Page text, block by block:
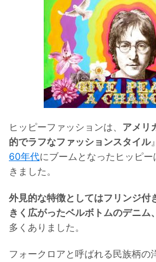
ヒッピーファッションは、 アメリ
的でラフなファッションスタイル』
60年代にブームとなったヒッピ
きました。
外見的な特徴としてはフリンジ付
きく広がったベルボトムのデニム
多くありました。
フォークロアと呼ばれる民族柄の